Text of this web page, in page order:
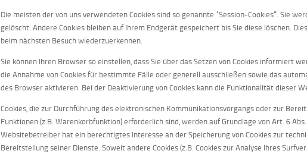
Die meisten der von uns verwendeten Cookies sind so genannte “Session-Cookies”. Sie
gelöscht. Andere Cookies bleiben auf Ihrem Endgerät gespeichert bis Sie diese löschen.
beim nächsten Besuch wiederzuerkennen.
Sie können Ihren Browser so einstellen, dass Sie über das Setzen von Cookies informiert
die Annahme von Cookies für bestimmte Fälle oder generell ausschließen sowie das
des Browser aktivieren. Bei der Deaktivierung von Cookies kann die Funktionalität dieser
Cookies, die zur Durchführung des elektronischen Kommunikationsvorgangs oder zur
Funktionen (z.B. Warenkorbfunktion) erforderlich sind, werden auf Grundlage von Art. 6
Websitebetreiber hat ein berechtigtes Interesse an der Speicherung von Cookies zur
Bereitstellung seiner Dienste. Soweit andere Cookies (z.B. Cookies zur Analyse Ihres